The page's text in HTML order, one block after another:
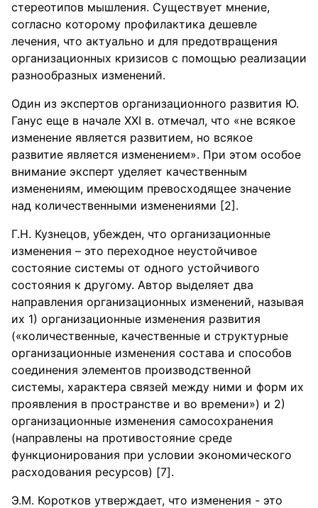
стереотипов мышления. Существует мнение,
согласно которому профилактика дешевле
лечения, что актуально и для предотвращения
организационных кризисов с помощью реализации
разнообразных изменений.
Один из экспертов организационного развития Ю.
Ганус еще в начале XXI в. отмечал, что «не всякое
изменение является развитием, но всякое
развитие является изменением». При этом особое
внимание эксперт уделяет качественным
изменениям, имеющим превосходящее значение
над количественными изменениями [2].
Г.Н. Кузнецов, убежден, что организационные
изменения – это переходное неустойчивое
состояние системы от одного устойчивого
состояния к другому. Автор выделяет два
направления организационных изменений, называя
их 1) организационные изменения развития
(«количественные, качественные и структурные
организационные изменения состава и способов
соединения элементов производственной
системы, характера связей между ними и форм их
проявления в пространстве и во времени») и 2)
организационные изменения самосохранения
(направлены на противостояние среде
функционирования при условии экономического
расходования ресурсов) [7].
Э.М. Коротков утверждает, что изменения - это